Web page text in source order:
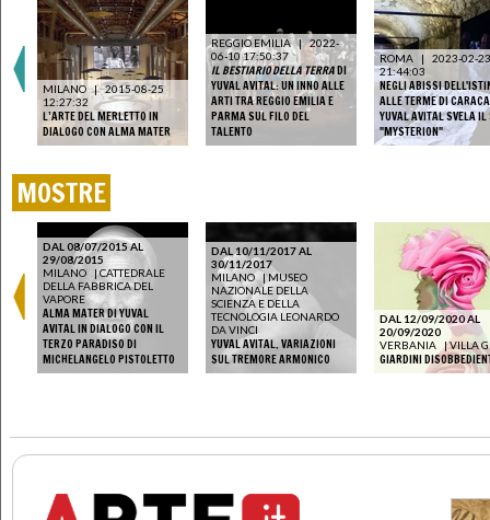
MILANO | 2015-08-25
12:27:32
L’ARTE DEL MERLETTO IN
DIALOGO CON ALMA MATER
REGGIO EMILIA | 2022-
06-10 17:50:37
IL BESTIARIO DELLA TERRADI
YUVAL AVITAL: UN INNO ALLE
ARTI TRA REGGIO EMILIA E
PARMA SUL FILO DEL
TALENTO
ROMA |
2023-02-23
21:44:03
NEGLI ABISSI
ALLE TERME DI
YUVAL AVITAL SVELA IL
"MYSTERION"
MOSTRE
DAL 08/07/2015 AL
29/08/2015
MILANO
|CATTEDRALE
DELLA FABBRICA DEL
VAPORE
ALMA MATER DI YUVAL
AVITAL IN DIALOGO CON IL
TERZO PARADISO DI
MICHELANGELO PISTOLETTO
DAL 10/11/2017 AL
30/11/2017
MILANO
|MUSEO
NAZIONALE DELLA
SCIENZA E DELLA
TECNOLOGIA LEONARDO
DA VINCI
YUVAL AVITAL. VARIAZIONI
SUL TREMORE ARMONICO
DAL 12/09/2020 AL
20/09/2020
VERBANIA |VILLA
GIARDINI